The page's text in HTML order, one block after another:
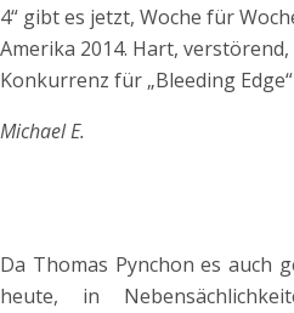
4“ gibt es jetzt, Woche für
Amerika 2014. Hart,
Konkurrenz für „Bleeding Edge“
Michael E.
Da Thomas Pynchon es auch
heute, in